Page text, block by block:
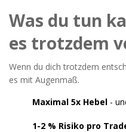
Was du tun
es trotzdem
Wenn du dich trotzdem
es mit Augenmaß.
Maximal 5x Hebel -
1-2 % Risiko pro